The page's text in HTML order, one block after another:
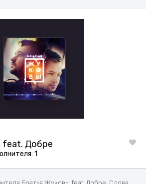
feat. Добре
1